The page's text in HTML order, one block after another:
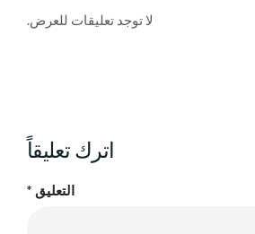
لا توجد تعليقات للعرض.
اترك تعليقاً
التعليق *